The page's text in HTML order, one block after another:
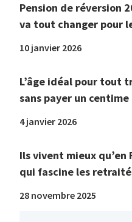
Pension de réversion
va tout changer pour
10 janvier 2026
L’âge idéal pour tout
sans payer un
4 janvier 2026
Ils vivent mieux qu’en
qui fascine les
28 novembre 2025